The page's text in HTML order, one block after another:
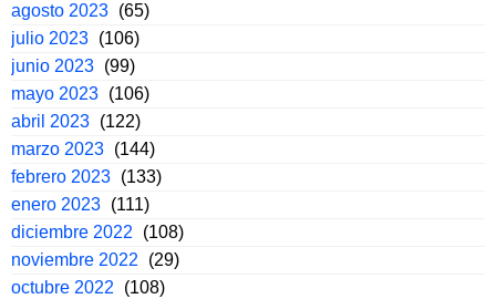
agosto 2023 (65)
julio 2023 (106)
junio 2023 (99)
mayo 2023 (106)
abril 2023 (122)
marzo 2023 (144)
febrero 2023 (133)
enero 2023 (111)
diciembre 2022
(108)
noviembre 2022
(29)
octubre 2022
(108)